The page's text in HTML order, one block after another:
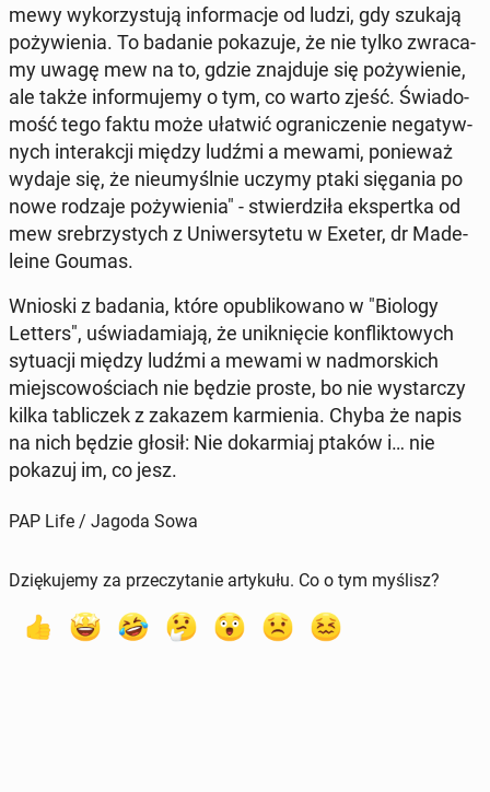
mewy wy­ko­rzy­stu­ją in­for­ma­cje od ludzi, gdy szukają
po­ży­wie­nia. To badanie po­ka­zu­je, że nie tylko zwra­ca­
my uwagę mew na to, gdzie znaj­du­je się po­ży­wie­nie,
ale także in­for­mu­je­my o tym, co warto zjeść. Świa­do­
mość tego faktu może ułatwić ogra­ni­cze­nie ne­ga­tyw­
nych in­te­rak­cji między ludźmi a mewami, po­nie­waż
wydaje się, że nie­umyśl­nie uczymy ptaki się­ga­nia po
nowe rodzaje po­ży­wie­nia" - stwier­dzi­ła eks­pert­ka od
mew sre­brzy­stych z Uni­wer­sy­te­tu w Exeter, dr Ma­de­
le­ine Goumas.
Wnioski z badania, które opu­bli­ko­wa­no w "Biology
Letters", uświa­da­mia­ją, że unik­nię­cie kon­flik­to­wych
sy­tu­acji między ludźmi a mewami w nad­mor­skich
miej­sco­wo­ściach nie będzie proste, bo nie wy­star­czy
kilka ta­bli­czek z zakazem kar­mie­nia. Chyba że napis
na nich będzie głosił: Nie do­kar­miaj ptaków i… nie
pokazuj im, co jesz.
PAP Life / Jagoda Sowa
Dziękujemy za przeczytanie artykułu. Co o tym myślisz?